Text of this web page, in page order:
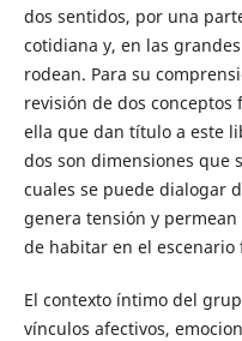
dos sentidos, por una
cotidiana y, en las
rodean. Para su
revisión de dos
ella que dan título a este
dos son dimensiones que
cuales se puede dialogar
genera tensión y
de habitar en el escenario
El contexto íntimo del
vínculos afectivos,